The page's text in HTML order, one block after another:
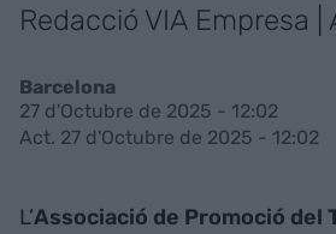
Redacció VIA Empresa |
Barcelona
27 d'Octubre de 2025 - 12:02
Act. 27 d'Octubre de 2025 - 12:02
L’Associació de Promoció del